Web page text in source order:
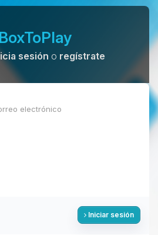
BoxToPlay
sesión o regístrate
Iniciar sesión